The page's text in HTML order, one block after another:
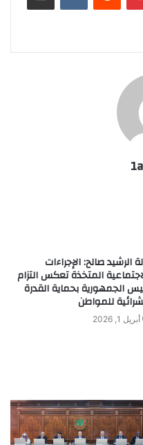
الرشيد صالح: الإجراءات
المتخذة تعكس التزام
الجمهورية بحماية القدرة
للمواطن
أبريل 1, 2026